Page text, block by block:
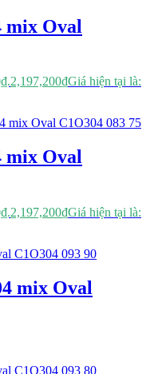
mix Oval
2,197,200₫Giá hiện tại là:
mix Oval
2,197,200₫Giá hiện tại là:
mix Oval